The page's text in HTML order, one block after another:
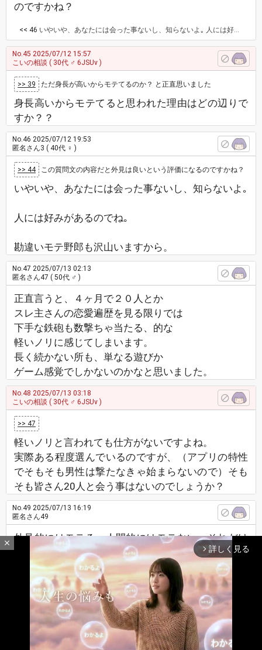
最新レスへ 上へ 下へ
のですかね？
<< 46 いやいや、あなたには会った事ないし、知らないよ｡ 人には好みがあるのでね｡ 勘違いモテ野郎も沢山いますから。
No.45 2025/07/12 15:57
こいの相談 ( 30代 ♂ 6JSUv )
>> 39 ただ身長が高いからモテてるのか？ と正直思いました
身長高いからモテてると思われた理由はどの辺りで
すか？？
No.46 2025/07/12 19:53
匿名さん3 ( 40代 ♀ )
>> 44 この質問文の内容だと外見は良いという評価になるのですかね？
いやいや、あなたには会った事ないし、知らないよ｡
人には好みがあるのでね｡
勘違いモテ野郎も沢山いますから。
No.47 2025/07/13 02:13
匿名さん47 ( 50代 ♂ )
正直言うと、４ヶ月で２０人とか
スレ主さんの恋愛遍歴を見る限りでは
下手な鉄砲も数撃ちゃ当たる、的な
軽いノリに感じてしまいます。
長く続かない所も、単なる遊びか
ゲーム感覚でしかないのかなと思いました。
No.48 2025/07/13 03:18
こいの相談 ( 30代 ♂ 6JSUv )
>> 47
軽いノリと言われても仕方がないですよね。
実際ある程度選んでいるのですが、（アプリの特性
でそもそも男性は撃たなきゃ始まらないので）そも
そも皆さん20人と会う事はないのでしょうか？
No.49 2025/07/13 16:19
匿名さん49
外見的にはモテる。人間的にはモテない。それだけ
の事です。
2025/07/13 17:26
こいの相談( 30代 ♂ 6JSUv )
回答ありがとうございます。
今回の質問文の内容だと外見的にはモテてるように
close
arrow_forward_ios 詳しく見る